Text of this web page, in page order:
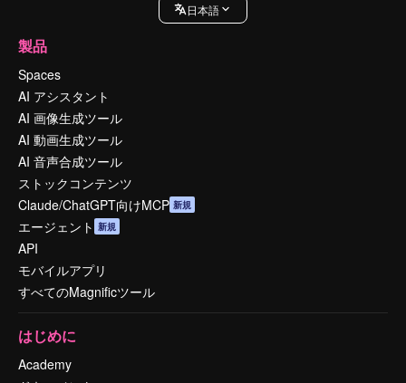
日本語
製品
Spaces
AI アシスタント
AI 画像生成ツール
AI 動画生成ツール
AI 音声合成ツール
ストックコンテンツ
Claude/ChatGPT向けMCP 新規
エージェント 新規
API
モバイルアプリ
すべてのMagnificツール
はじめに
Academy